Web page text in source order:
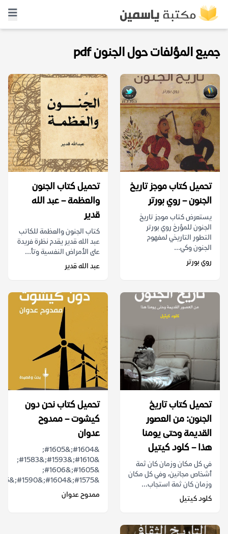
جميع المؤلفات حول الجنون pdf
تحميل كتاب موجز تاريخ
الجنون – روي بورتر
يستعرض كتاب موجز تاريخ
الجنون للمؤرخ روي بورتر
التطور التاريخي لمفهوم
الجنون وكي...
روي بورتر
تحميل كتاب الجنون
والعظمة – عبد الله
قدير
كتاب الجنون والعظمة للكاتب
عبد الله قدير يقدم نظرة فريدة
على الأمراض النفسية وتأ...
عبد الله قدير
تحميل كتاب تاريخ
الجنون: من العصور
القديمة وحتى يومنا
هذا – كلود كيتيل
في كل مكان وزمان كان ثمة
أشخاص مجانين، وفي كل مكان
وزمان كان ثمة استجاب...
كلود كيتيل
تحميل كتاب نحن دون
كيشوت – ممدوح
عدوان
&#1604;&#1605;
&#1610;&#1593;&#1583;
&#1605;&#1606;
&#1575;&#1604;&#1590;&#1585;...
ممدوح عدوان